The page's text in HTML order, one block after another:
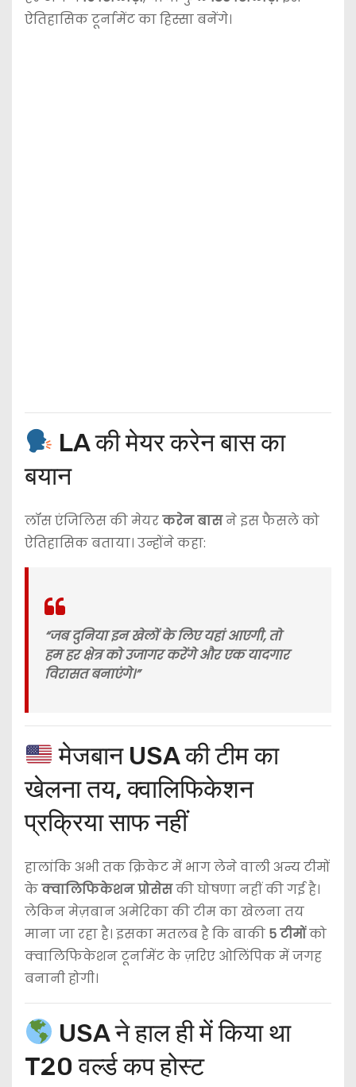
ऐतिहासिक टूर्नामेंट का हिस्सा बनेंगे।
LA की मेयर करेन बास का
बयान
लॉस एंजिलिस की मेयरकरेन बासने इस फैसले को
ऐतिहासिक बताया। उन्होंने कहा:
“जब दुनिया इन खेलों के लिए यहां आएगी, तो
हम हर क्षेत्र को उजागर करेंगे और एक यादगार
विरासत बनाएंगे।”
मेजबान USA की टीम का
खेलना तय, क्वालिफिकेशन
प्रक्रिया साफ नहीं
हालांकि अभी तक क्रिकेट में भाग लेने वाली अन्य टीमों
केक्वालिफिकेशन प्रोसेसकी घोषणा नहीं की गई है।
लेकिन मेज़बान अमेरिका की टीम का खेलना तय
माना जा रहा है। इसका मतलब है कि बाकी 5 टीमोंको
क्वालिफिकेशन टूर्नामेंट के ज़रिए ओलिंपिक में जगह
बनानी होगी।
USA ने हाल ही में किया था
T20 वर्ल्ड कप होस्ट